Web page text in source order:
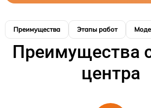
Преимущества Этапы работ
Преимущества
центра